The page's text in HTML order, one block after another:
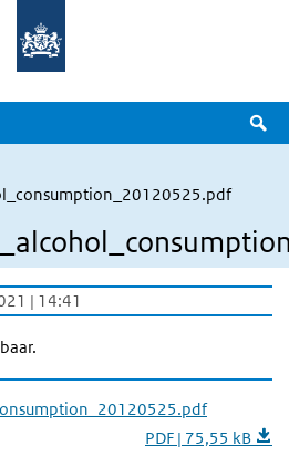
gaan
| 14:41
PDF | 75,55 kB